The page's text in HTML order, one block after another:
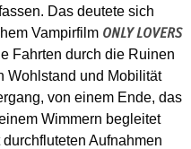
Das deutete sich
Vampirfilm ONLY LOVERS
Fahrten durch die Ruinen
Wohlstand und Mobilität
von einem Ende, das
Wimmern begleitet
Aufnahmen